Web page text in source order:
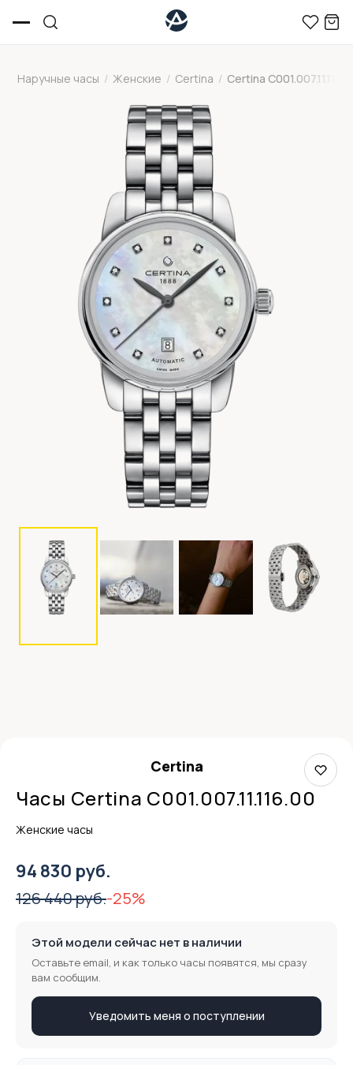
Наручные часы / Женские / Certina / Certina
Certina
Часы Certina C001.007.11.116.00
Женские часы
94 830 руб.
126 440 руб.-25%
Этой модели сейчас нет в наличии
Оставьте email, и как только часы появятся, мы сразу
вам сообщим.
Уведомить меня о поступлении